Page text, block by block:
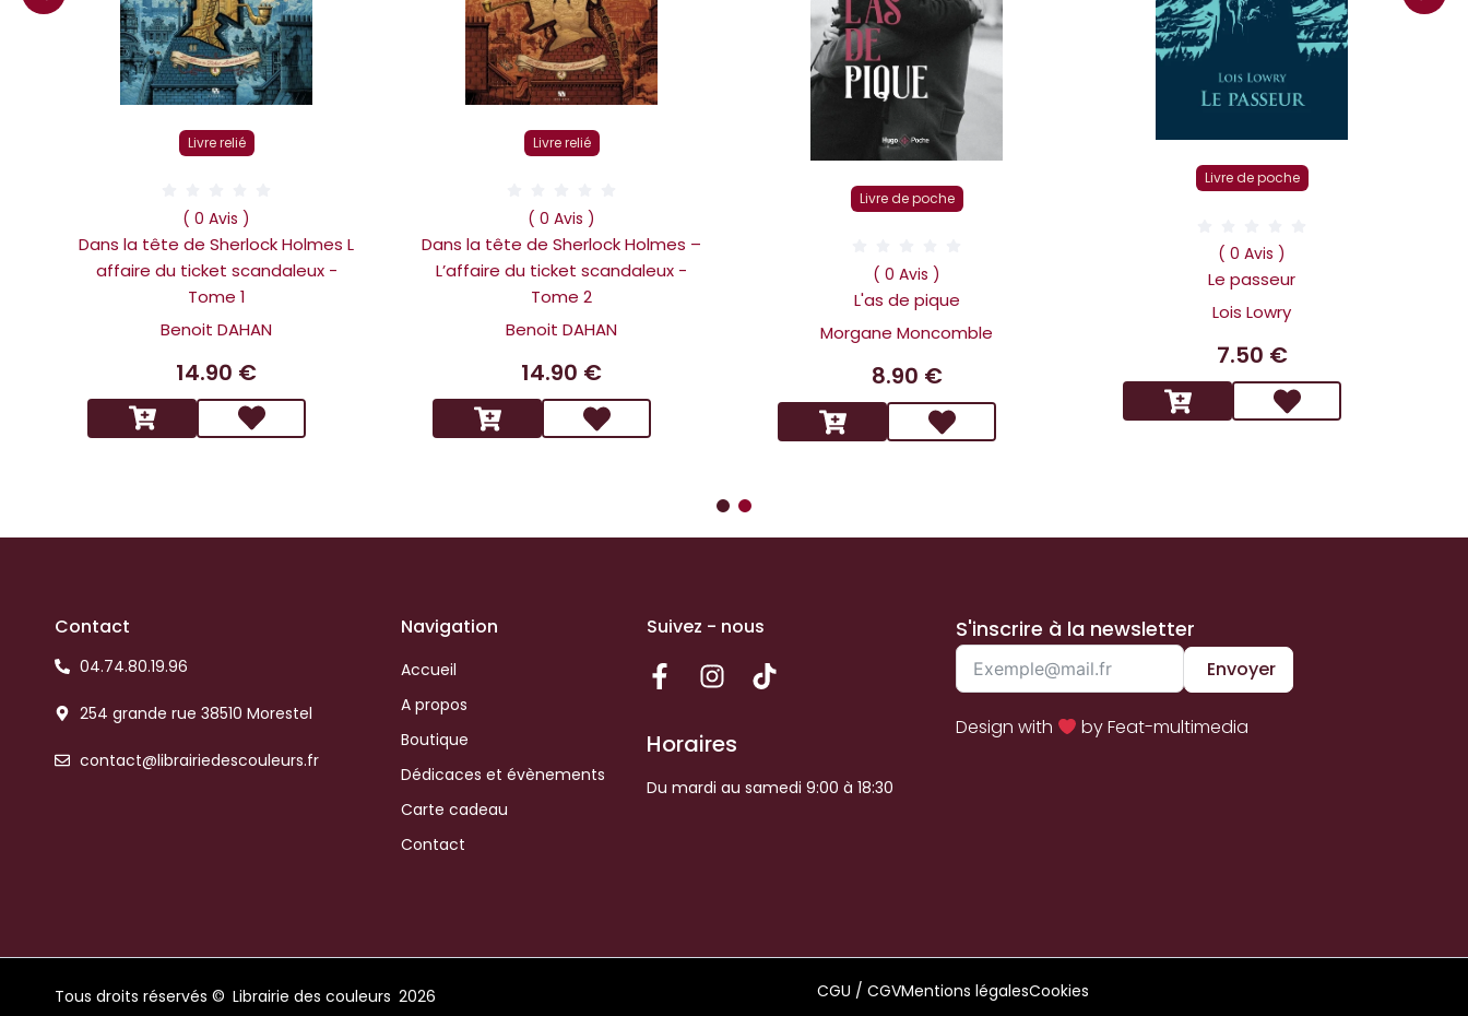
Livre relié
( 0 Avis )
Dans la tête de Sherlock Holmes L
affaire du ticket scandaleux -
Tome 1
Benoit DAHAN
14.90 €
Livre relié
( 0 Avis )
Dans la tête de Sherlock Holmes –
L’affaire du ticket scandaleux -
Tome 2
Benoit DAHAN
14.90 €
Livre de poche
( 0 Avis )
L'as de pique
Morgane Moncomble
8.90 €
Livre de poche
( 0 Avis )
Le passeur
Lois Lowry
7.50 €
Contact
04.74.80.19.96
254 grande rue 38510 Morestel
contact@librairiedescouleurs.fr
Navigation
Accueil
A propos
Boutique
Dédicaces et évènements
Carte cadeau
Contact
Suivez - nous
Horaires
Du mardi au samedi 9:00 à 18:30
S'inscrire à la newsletter
Envoyer
Design with by Feat-multimedia
Tous droits réservés © Librairie des couleurs 2026 CGU / CGVMentions légalesCookies